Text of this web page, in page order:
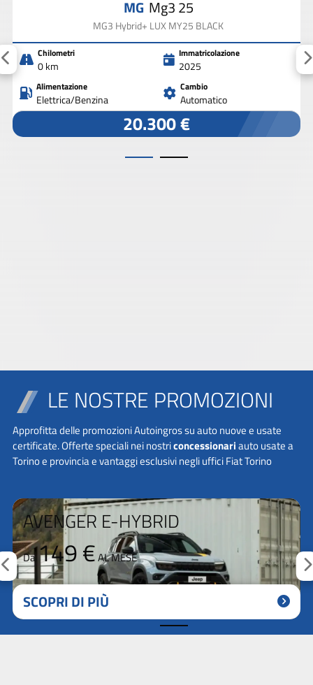
MG Mg3 25
MG3 Hybrid+ LUX MY25 BLACK
Chilometri
0 km
Immatricolazione
2025
Alimentazione
Elettrica/Benzina
Cambio
Automatico
20.300 €
LE NOSTRE PROMOZIONI
Approfitta delle promozioni Autoingros su auto nuove e usate
certificate. Offerte speciali nei nostriconcessionariauto usate a
Torino e provincia e vantaggi esclusivi negli uffici Fiat Torino
AVENGER E-HYBRID
Da149 €AL MESE
SCOPRI DI PIÙ